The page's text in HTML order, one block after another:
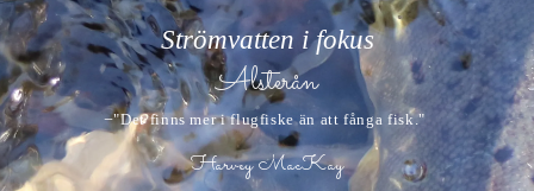
Strömvatten i fokus
Alsterån
̶ "Det finns mer i flugfiske än att fånga fisk."
Harvey MacKay